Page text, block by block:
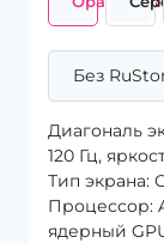
Без
Диагональ
120 Гц,
Тип экрана:
Процессор:
ядерный